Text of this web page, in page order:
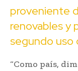
proveniente
renovables y
segundo uso
“Como país,